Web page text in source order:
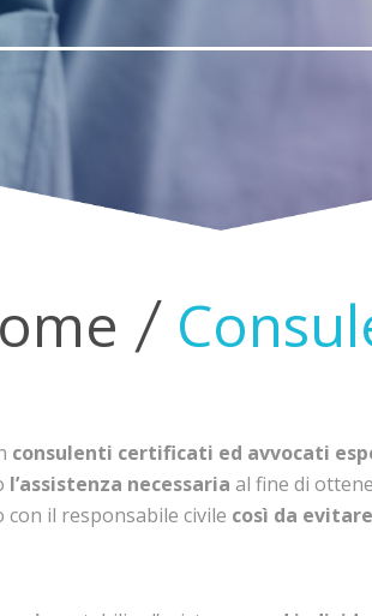
consulenti certificati ed avvocati
l’assistenza necessaria al fine di
con il responsabile civile così da